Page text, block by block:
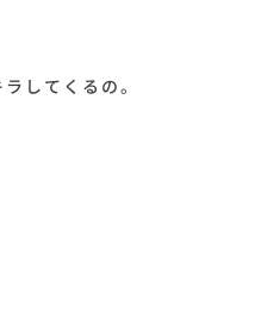
してくるの。